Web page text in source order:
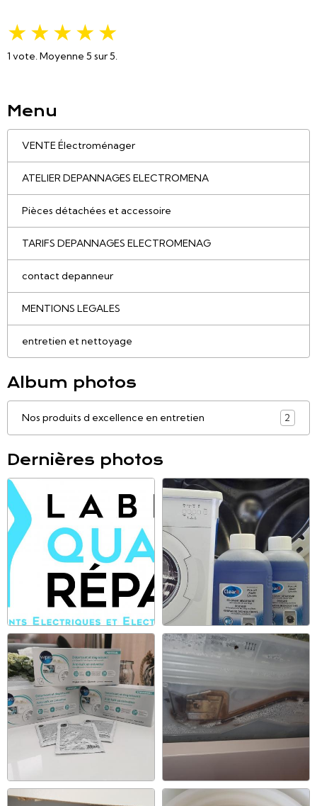
★★★★★
1 vote. Moyenne 5 sur 5.
Menu
VENTE Électroménager
ATELIER DEPANNAGES ELECTROMENA
Pièces détachées et accessoire
TARIFS DEPANNAGES ELECTROMENAG
contact depanneur
MENTIONS LEGALES
entretien et nettoyage
Album photos
Nos produits d excellence en entretien 2
Dernières photos